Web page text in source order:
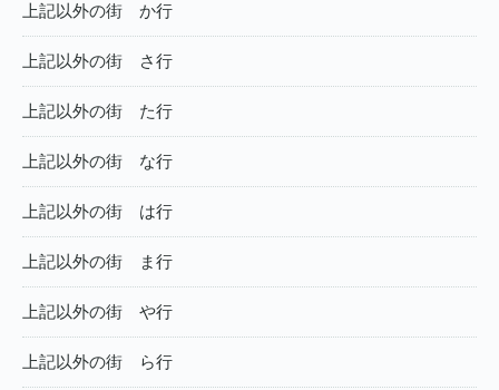
上記以外の街 か行
上記以外の街 さ行
上記以外の街 た行
上記以外の街 な行
上記以外の街 は行
上記以外の街 ま行
上記以外の街 や行
上記以外の街 ら行